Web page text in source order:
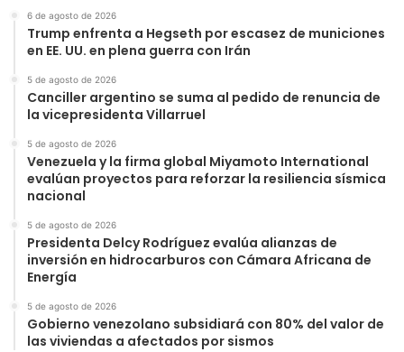
6 de agosto de 2026
Trump enfrenta a Hegseth por escasez de municiones
en EE. UU. en plena guerra con Irán
5 de agosto de 2026
Canciller argentino se suma al pedido de renuncia de
la vicepresidenta Villarruel
5 de agosto de 2026
Venezuela y la firma global Miyamoto International
evalúan proyectos para reforzar la resiliencia sísmica
nacional
5 de agosto de 2026
Presidenta Delcy Rodríguez evalúa alianzas de
inversión en hidrocarburos con Cámara Africana de
Energía
5 de agosto de 2026
Gobierno venezolano subsidiará con 80% del valor de
las viviendas a afectados por sismos